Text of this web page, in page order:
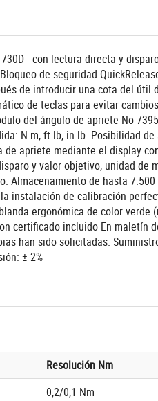
- con lectura directa y
de seguridad
de introducir una cota del
de teclas para evitar
del ángulo de apriete No
N m, ft.lb, in.lb. Posibilidad
de apriete mediante el display
y valor objetivo, unidad
Almacenamiento de hasta
instalación de calibración
ergonómica de color
certificado incluido En
han sido solicitadas.
± 2%
Resolución Nm
0,2/0,1 Nm